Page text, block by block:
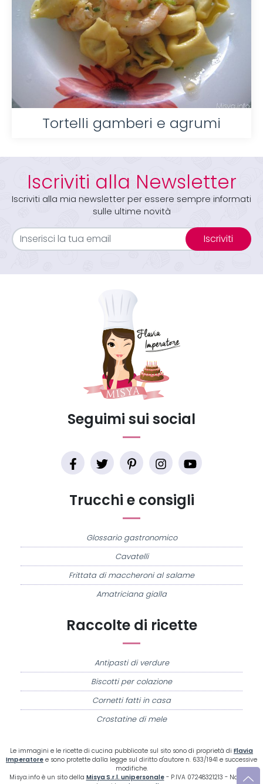
Tortelli gamberi e agrumi
Iscriviti alla Newsletter
Iscriviti alla mia newsletter per essere sempre informati
sulle ultime novità
Iscriviti
Raccolte di ricette
Antipasti di verdure
Biscotti per colazione
Cornetti fatti in casa
Crostatine di mele
Trucchi e consigli
Glossario gastronomico
Cavatelli
Frittata di maccheroni al salame
Amatriciana gialla
Seguimi sui social
Le immagini e le ricette di cucina pubblicate sul sito sono di proprietà di Flavia
Imperatore e sono protette dalla legge sul diritto d'autore n. 633/1941 e successive
modifiche.
Misya.info è un sito della Misya S.r.l. unipersonale- P.IVA 07248321213 - Napoli -